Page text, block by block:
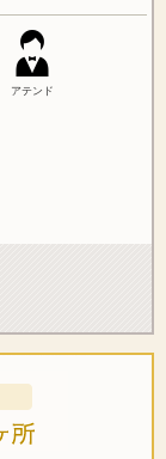
アテンド